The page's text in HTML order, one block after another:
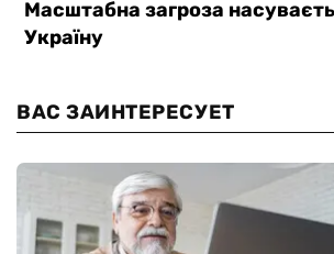
ВАС ЗАИНТЕРЕСУЕТ